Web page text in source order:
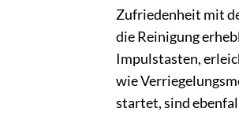
Zufriedenheit mit
die Reinigung
Impulstasten,
wie
startet, sind